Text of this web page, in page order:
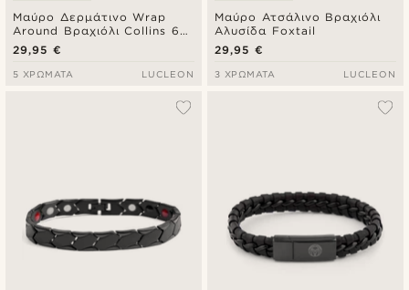
Μαύρο Δερμάτινο Wrap
Around Βραχιόλι Collins 6
mm
29,95 €
5 ΧΡΏΜΑΤΑ LUCLEON
Μαύρο Ατσάλινο Βραχιόλι
Αλυσίδα Foxtail
29,95 €
3 ΧΡΏΜΑΤΑ LUCLEON